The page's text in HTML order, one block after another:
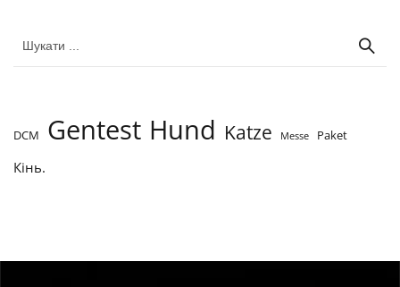
DCM Gentest Hund Katze Messe Paket
Кінь.